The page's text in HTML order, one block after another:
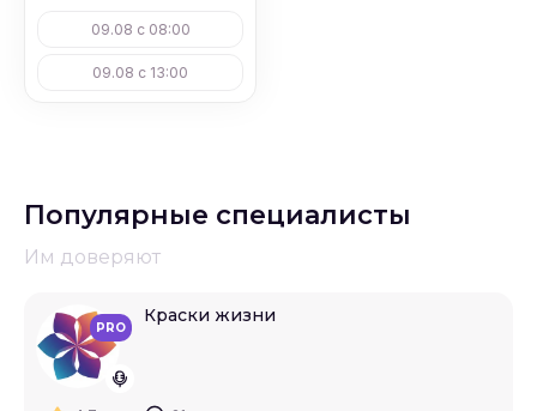
09.08 с 08:00
09.08 с 13:00
Популярные специалисты
Им доверяют
PRO
Краски жизни